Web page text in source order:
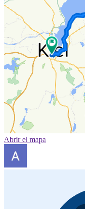
Abrir el mapa